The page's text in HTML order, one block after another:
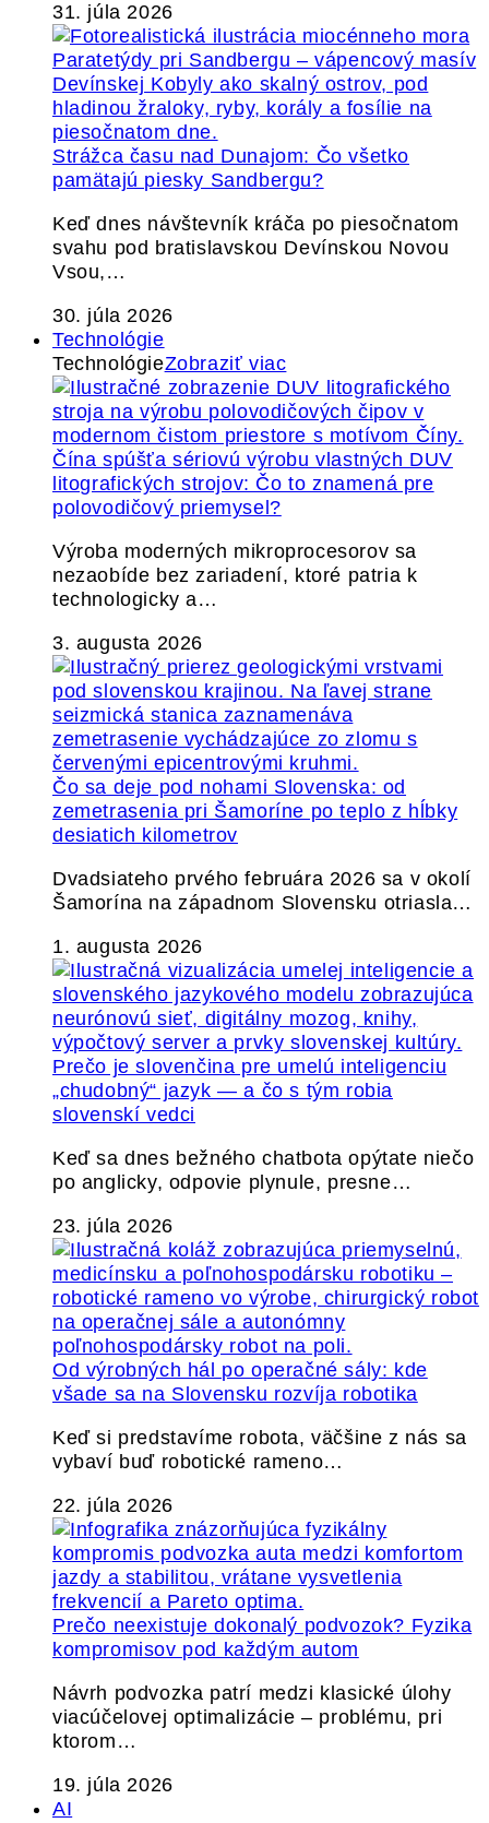
31. júla 2026
Strážca času nad Dunajom: Čo všetko
pamätajú piesky Sandbergu?
Keď dnes návštevník kráča po piesočnatom
svahu pod bratislavskou Devínskou Novou
Vsou,…
30. júla 2026
Technológie
TechnológieZobraziť viac
Čína spúšťa sériovú výrobu vlastných DUV
litografických strojov: Čo to znamená pre
polovodičový priemysel?
Výroba moderných mikroprocesorov sa
nezaobíde bez zariadení, ktoré patria k
technologicky a…
3. augusta 2026
Čo sa deje pod nohami Slovenska: od
zemetrasenia pri Šamoríne po teplo z hĺbky
desiatich kilometrov
Dvadsiateho prvého februára 2026 sa v okolí
Šamorína na západnom Slovensku otriasla…
1. augusta 2026
Prečo je slovenčina pre umelú inteligenciu
„chudobný“ jazyk — a čo s tým robia
slovenskí vedci
Keď sa dnes bežného chatbota opýtate niečo
po anglicky, odpovie plynule, presne…
23. júla 2026
Od výrobných hál po operačné sály: kde
všade sa na Slovensku rozvíja robotika
Keď si predstavíme robota, väčšine z nás sa
vybaví buď robotické rameno…
22. júla 2026
Prečo neexistuje dokonalý podvozok? Fyzika
kompromisov pod každým autom
Návrh podvozka patrí medzi klasické úlohy
viacúčelovej optimalizácie – problému, pri
ktorom…
19. júla 2026
AI